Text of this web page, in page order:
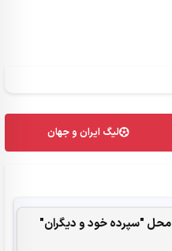
لیگ ایران و جهان
محل "سپرده خود و دیگران"